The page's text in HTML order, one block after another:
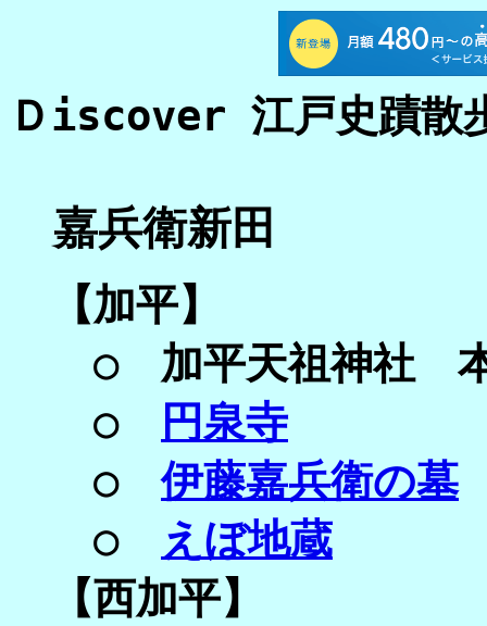
Ｄiscover 江戸史蹟散
嘉兵衛新田
【加平】
○ 加平天祖神社
○
円泉寺
○伊藤嘉兵衛の墓
○
えぼ地蔵
【西加平】